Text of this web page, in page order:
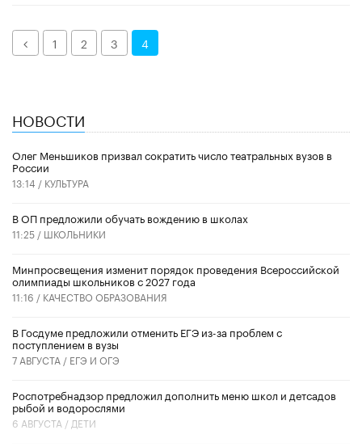
Назад1 2 3 4
НОВОСТИ
Олег Меньшиков призвал сократить число театральных вузов в
России
13:14 / КУЛЬТУРА
В ОП предложили обучать вождению в школах
11:25 / ШКОЛЬНИКИ
Минпросвещения изменит порядок проведения Всероссийской
олимпиады школьников с 2027 года
11:16 / КАЧЕСТВО ОБРАЗОВАНИЯ
В Госдуме предложили отменить ЕГЭ из-за проблем с
поступлением в вузы
7 АВГУСТА / ЕГЭ И ОГЭ
Роспотребнадзор предложил дополнить меню школ и детсадов
рыбой и водорослями
6 АВГУСТА / ДЕТИ